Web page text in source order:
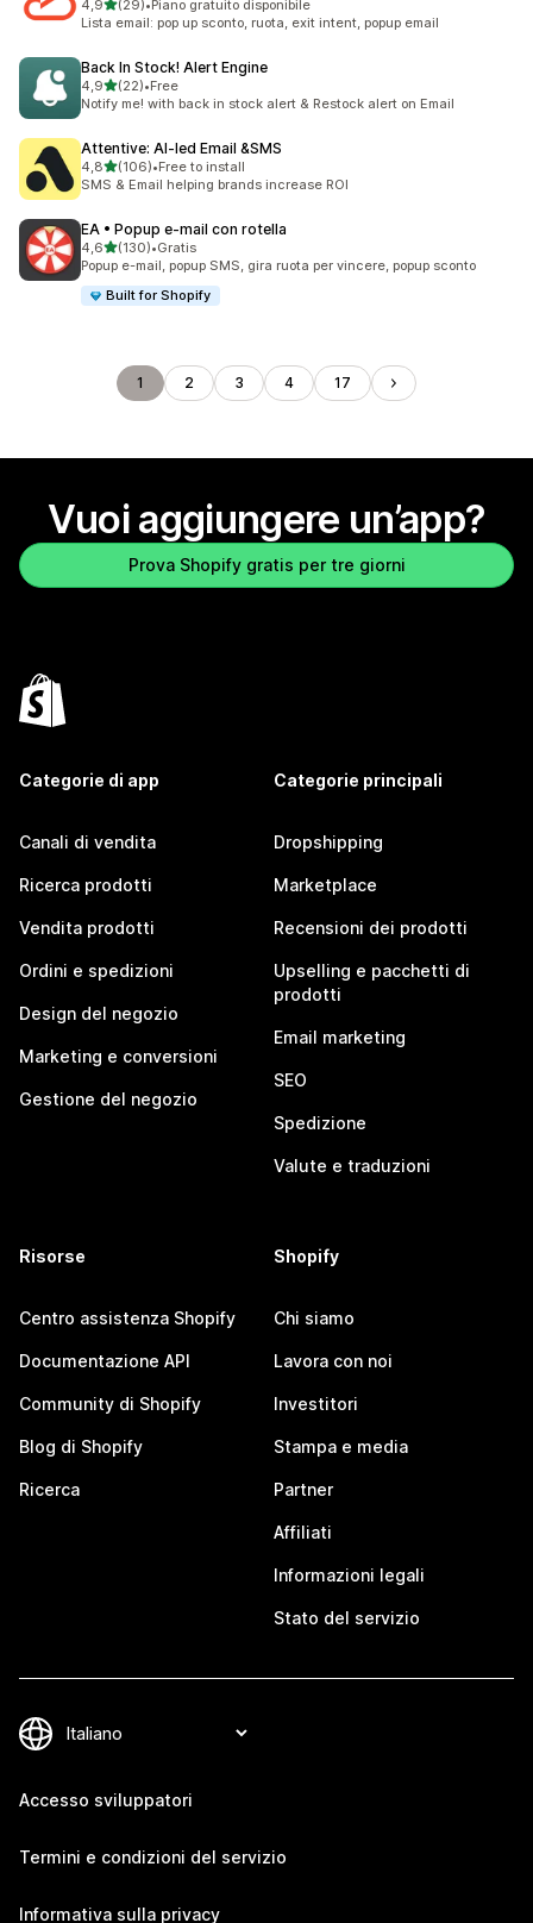
4,9stelle su 5
(29)
29 recensioni totali
•Piano gratuito disponibile
Lista email: pop up sconto, ruota, exit intent, popup email
Back In Stock! Alert Engine
4,9stelle su 5
(22)
22 recensioni totali
•Free
Notify me! with back in stock alert & Restock alert on Email
Attentive: AI‑led Email &SMS
4,8stelle su 5
(106)
106 recensioni totali
•Free to install
SMS & Email helping brands increase ROI
EA • Popup e‑mail con rotella
4,6stelle su 5
(130)
130 recensioni totali
•Gratis
Popup e-mail, popup SMS, gira ruota per vincere, popup sconto
Built for Shopify
1 2 3 4 17
Vuoi aggiungere un’app?
Prova Shopify gratis per tre giorni
Categorie di app
Canali di vendita
Ricerca prodotti
Vendita prodotti
Ordini e spedizioni
Design del negozio
Marketing e conversioni
Gestione del negozio
Categorie principali
Dropshipping
Marketplace
Recensioni dei prodotti
Upselling e pacchetti di
prodotti
Email marketing
SEO
Spedizione
Valute e traduzioni
Risorse
Centro assistenza Shopify
Documentazione API
Community di Shopify
Blog di Shopify
Ricerca
Shopify
Chi siamo
Lavora con noi
Investitori
Stampa e media
Partner
Affiliati
Informazioni legali
Stato del servizio
Accesso sviluppatori
Termini e condizioni del servizio
Informativa sulla privacy